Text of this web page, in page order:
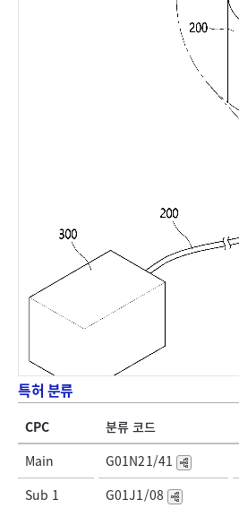
특허 분류
CPC 분류 코드
Main
G01N21/41
Sub 1
G01J1/08